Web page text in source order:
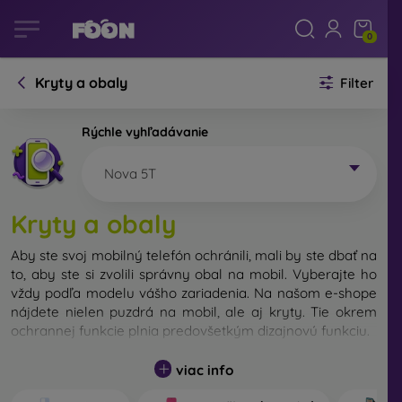
0
Kryty a obaly Filter
Rýchle vyhľadávanie
Nova 5T
Kryty a obaly
Aby ste svoj mobilný telefón ochránili, mali by ste dbať na
to, aby ste si zvolili správny obal na mobil. Vyberajte ho
vždy podľa modelu vášho zariadenia. Na našom e-shope
nájdete nielen puzdrá na mobil, ale aj kryty. Tie okrem
ochrannej funkcie plnia predovšetkým dizajnovú funkciu.
Kryt na mobil môžeme nazvať tiež zadný kryt. Je určený
na ochranu zadnej časti telefónu. Jednotlivé kryty na
viac info